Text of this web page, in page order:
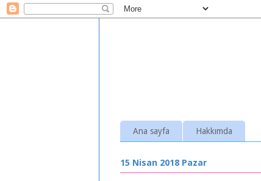
Ana sayfa Hakkımda
15 Nisan 2018 Pazar